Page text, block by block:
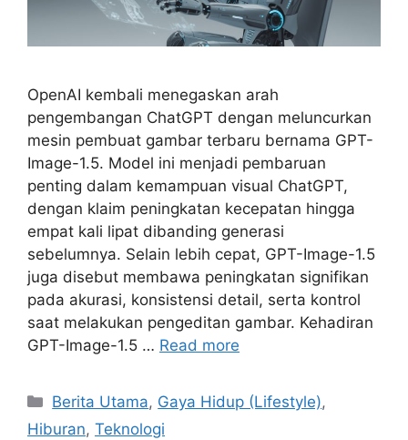
OpenAI kembali menegaskan arah
pengembangan ChatGPT dengan meluncurkan
mesin pembuat gambar terbaru bernama GPT-
Image-1.5. Model ini menjadi pembaruan
penting dalam kemampuan visual ChatGPT,
dengan klaim peningkatan kecepatan hingga
empat kali lipat dibanding generasi
sebelumnya. Selain lebih cepat, GPT-Image-1.5
juga disebut membawa peningkatan signifikan
pada akurasi, konsistensi detail, serta kontrol
saat melakukan pengeditan gambar. Kehadiran
GPT-Image-1.5 … Read more
C
a
Berita Utama, Gaya Hidup (Lifestyle),
Hiburan, Teknologi